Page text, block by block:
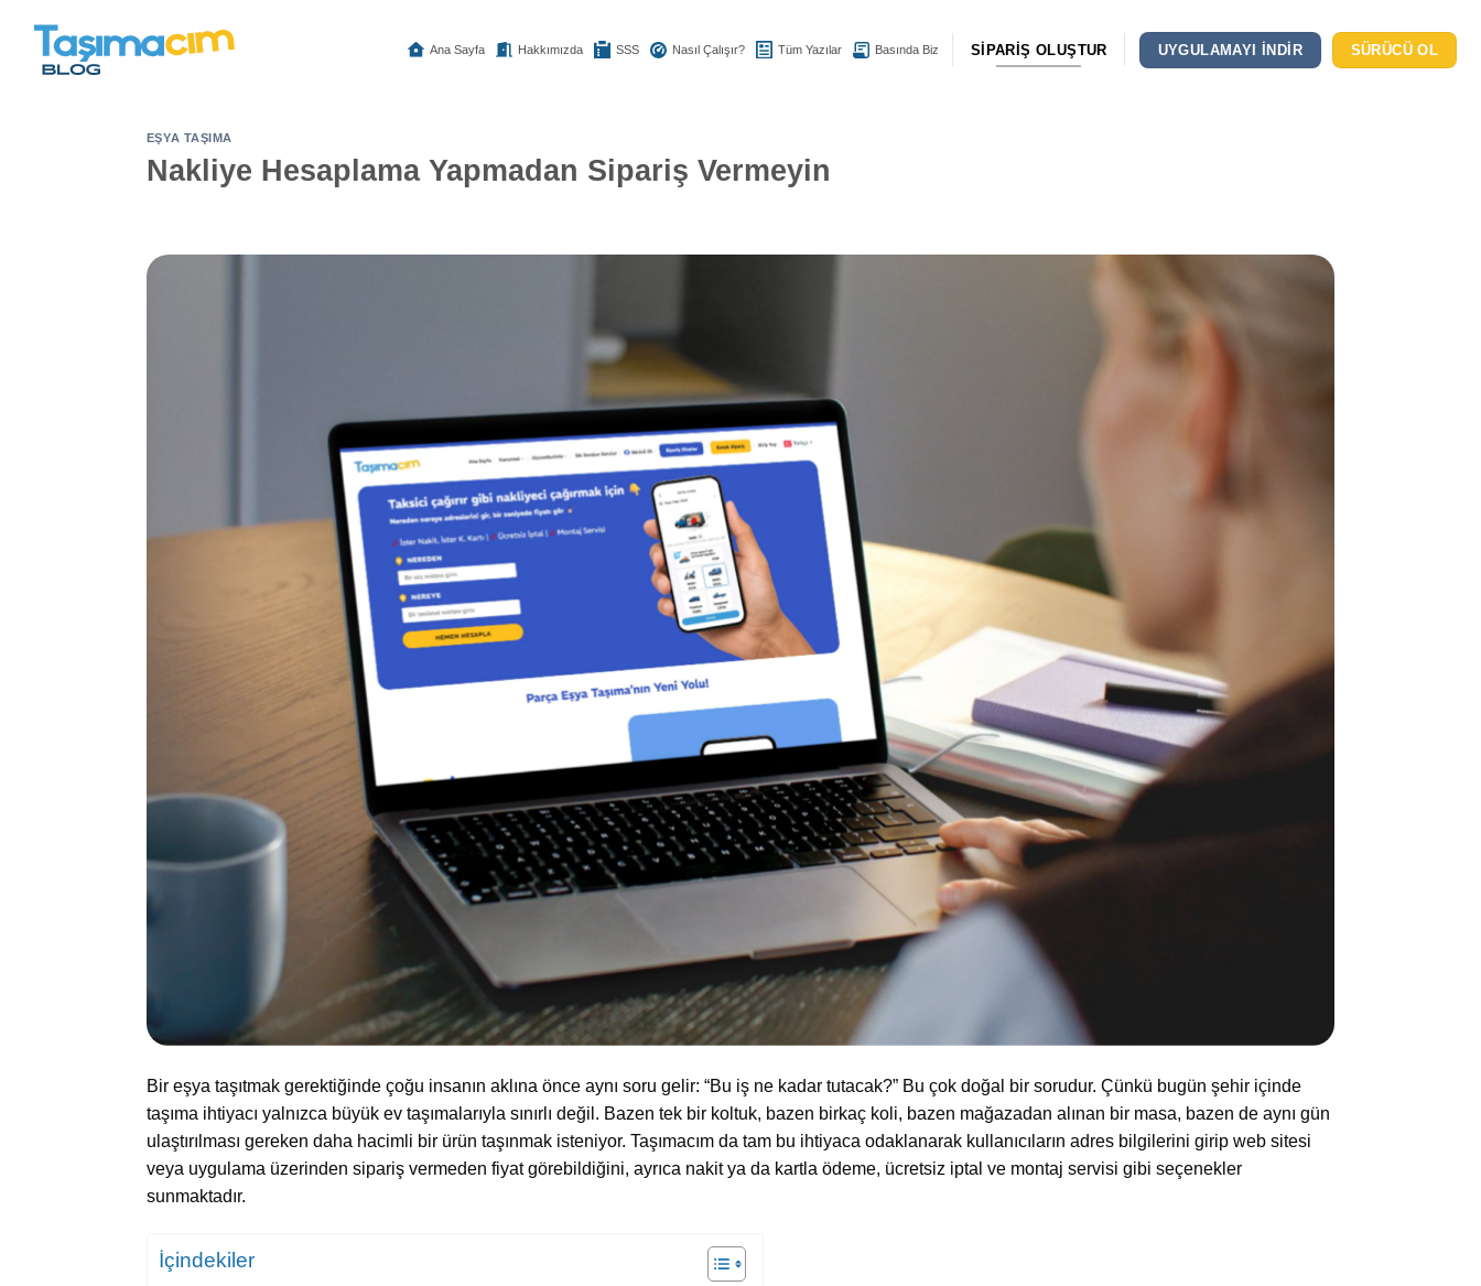
Ana Sayfa Hakkımızda SSS Nasıl Çalışır? Tüm Yazılar Basında Biz SIPARIŞ OLUŞTUR UYGULAMAYI INDIR SÜRÜCÜ OL
EŞYA TAŞIMA
Nakliye Hesaplama Yapmadan Sipariş Vermeyin
Bir eşya taşıtmak gerektiğinde çoğu insanın aklına önce aynı soru gelir: “Bu iş ne kadar tutacak?” Bu çok doğal bir sorudur. Çünkü bugün şehir içinde
taşıma ihtiyacı yalnızca büyük ev taşımalarıyla sınırlı değil. Bazen tek bir koltuk, bazen birkaç koli, bazen mağazadan alınan bir masa, bazen de aynı gün
ulaştırılması gereken daha hacimli bir ürün taşınmak isteniyor. Taşımacım da tam bu ihtiyaca odaklanarak kullanıcıların adres bilgilerini girip web sitesi
veya uygulama üzerinden sipariş vermeden fiyat görebildiğini, ayrıca nakit ya da kartla ödeme, ücretsiz iptal ve montaj servisi gibi seçenekler
sunmaktadır.
İçindekiler